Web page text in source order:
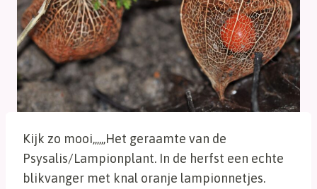
Kijk zo mooi,,,,,,Het geraamte van de
Psysalis/Lampionplant. In de herfst een echte
blikvanger met knal oranje lampionnetjes.